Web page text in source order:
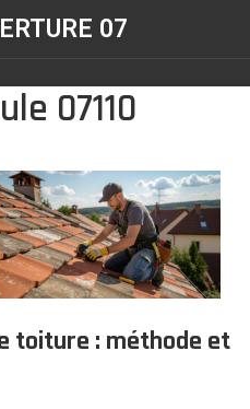
07
07110
toiture : méthode et